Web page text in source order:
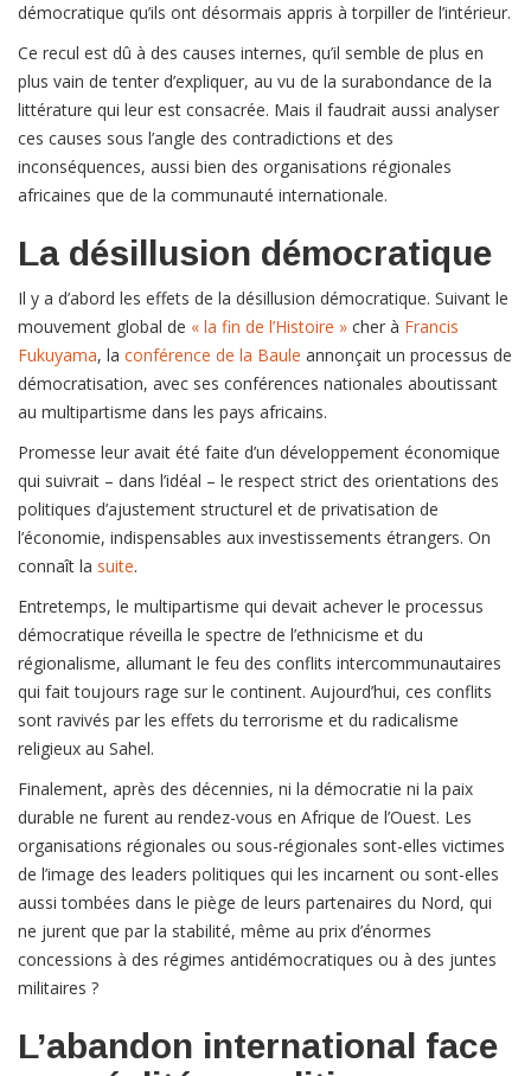
démocratique qu’ils ont désormais appris à torpiller de l’intérieur.
Ce recul est dû à des causes internes, qu’il semble de plus en
plus vain de tenter d’expliquer, au vu de la surabondance de la
littérature qui leur est consacrée. Mais il faudrait aussi analyser
ces causes sous l’angle des contradictions et des
inconséquences, aussi bien des organisations régionales
africaines que de la communauté internationale.
La désillusion démocratique
Il y a d’abord les effets de la désillusion démocratique. Suivant le
mouvement global de « la fin de l’Histoire » cher à Francis
Fukuyama, la conférence de la Baule annonçait un processus de
démocratisation, avec ses conférences nationales aboutissant
au multipartisme dans les pays africains.
Promesse leur avait été faite d’un développement économique
qui suivrait – dans l’idéal – le respect strict des orientations des
politiques d’ajustement structurel et de privatisation de
l’économie, indispensables aux investissements étrangers. On
connaît la suite.
Entretemps, le multipartisme qui devait achever le processus
démocratique réveilla le spectre de l’ethnicisme et du
régionalisme, allumant le feu des conflits intercommunautaires
qui fait toujours rage sur le continent. Aujourd’hui, ces conflits
sont ravivés par les effets du terrorisme et du radicalisme
religieux au Sahel.
Finalement, après des décennies, ni la démocratie ni la paix
durable ne furent au rendez-vous en Afrique de l’Ouest. Les
organisations régionales ou sous-régionales sont-elles victimes
de l’image des leaders politiques qui les incarnent ou sont-elles
aussi tombées dans le piège de leurs partenaires du Nord, qui
ne jurent que par la stabilité, même au prix d’énormes
concessions à des régimes antidémocratiques ou à des juntes
militaires ?
L’abandon international face